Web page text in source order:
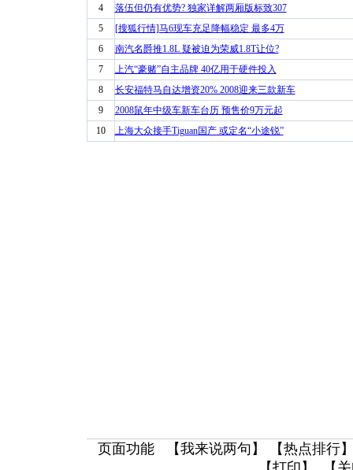
4
落伍但仍有优势? 独家详解两厢版标致307
5
[搜狐行情]马6现车充足降幅稳定 最多4万
6
南汽名爵推1.8L 疑被迫为荣威1.8T让位?
7
上汽“豪赌”自主品牌 40亿用于硬件投入
8
长安福特马自达增资20% 2008迎来三款新车
9
2008鼠年中级车新车台历 预售价9万元起
10
上海大众接手Tiguan国产 或定名“小途锐”
页面功能 【我来说两句 】 【热点排行